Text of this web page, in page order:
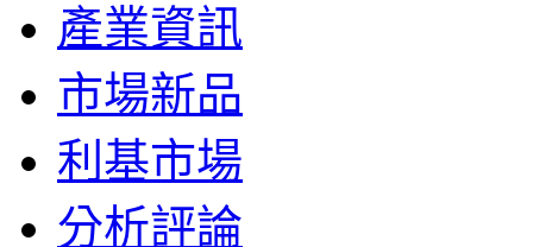
產業資訊
市場新品
利基市場
分析評論